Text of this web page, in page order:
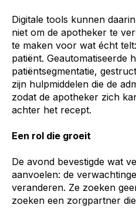
Digitale tools kunnen
niet om de apotheker te
te maken voor wat écht
patiënt. Geautomatiseerde
patiëntsegmentatie,
zijn hulpmiddelen die de
zodat de apotheker zich
achter het recept.
Een rol die groeit
De avond bevestigde wat
aanvoelen: de
veranderen. Ze zoeken
zoeken een zorgpartner